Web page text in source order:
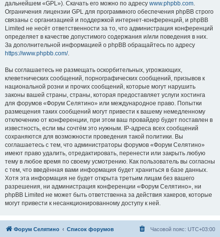
дальнейшем «GPL»). Скачать его можно по адресу www.phpbb.com.
Ограничения лицензии GPL для программного обеспечения phpBB строго
связаны с организацией и поддержкой интернет-конференций, и phpBB
Limited не несёт ответственности за то, что администрация конференций
определяет в качестве допустимого содержания и/или поведения в них.
За дополнительной информацией о phpBB обращайтесь по адресу
https://www.phpbb.com/.
Вы соглашаетесь не размещать оскорбительных, угрожающих,
клеветнических сообщений, порнографических сообщений, призывов к
национальной розни и прочих сообщений, которые могут нарушить
законы вашей страны, страны, которая предоставляет услуги хостинга
для форумов «Форум Селятино» или международное право. Попытки
размещения таких сообщений могут привести к вашему немедленному
отключению от конференции, при этом ваш провайдер будет поставлен в
известность, если мы сочтём это нужным. IP-адреса всех сообщений
сохраняются для возможности проведения такой политики. Вы
соглашаетесь с тем, что администраторы форумов «Форум Селятино»
имеют право удалить, отредактировать, перенести или закрыть любую
тему в любое время по своему усмотрению. Как пользователь вы согласны
с тем, что введённая вами информация будет храниться в базе данных.
Хотя эта информация не будет открыта третьим лицам без вашего
разрешения, ни администрация конференции «Форум Селятино», ни
phpBB Limited не может быть ответственна за действия хакеров, которые
могут привести к несанкционированному доступу к ней.
Форум Селятино Список форумов Часовой пояс: UTC+03:00